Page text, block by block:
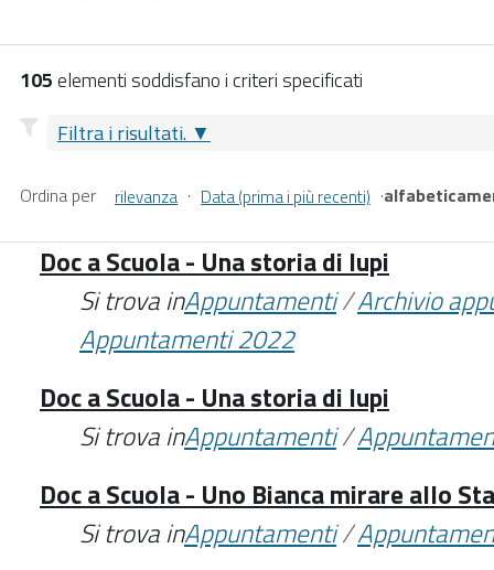
105elementi soddisfano i criteri specificati
Filtra i risultati.
Ordina per rilevanza · Data (prima i più recenti) ·
Doc a Scuola - Una storia di lupi
Si trova inAppuntamenti/Archivio
Appuntamenti 2022
Doc a Scuola - Una storia di lupi
Si trova inAppuntamenti/
Doc a Scuola - Uno Bianca mirare allo
Si trova inAppuntamenti/